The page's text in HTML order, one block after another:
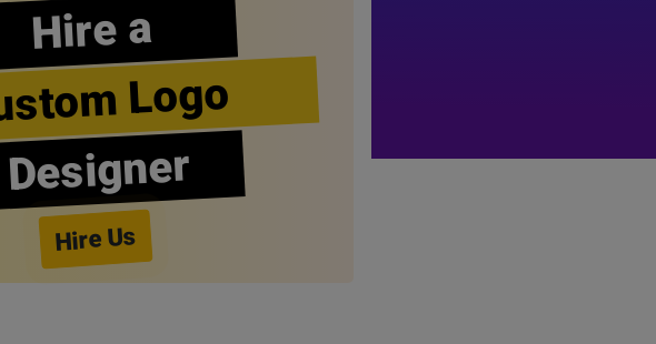
Hire a
Logo
Designer
Hire Us